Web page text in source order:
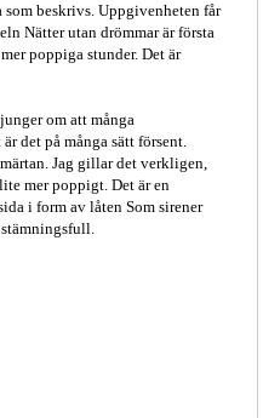
beskrivs. Uppgivenheten får
Nätter utan drömmar är första
poppiga stunder. Det är
om att många
det på många sätt försent.
Jag gillar det verkligen,
mer poppigt. Det är en
i form av låten Som sirener